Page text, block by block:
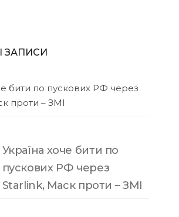
ЗАПИСИ
бити по пускових РФ через
проти – ЗМІ
Україна хоче бити по
пускових РФ через
Starlink, Маск проти – ЗМІ